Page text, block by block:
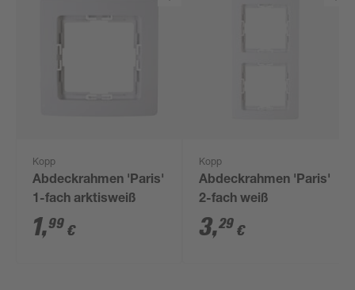
Kopp
Abdeckrahmen 'Paris'
1-fach arktisweiß
1,99 €
Kopp
Abdeckrahmen 'Paris'
2-fach weiß
3,29 €